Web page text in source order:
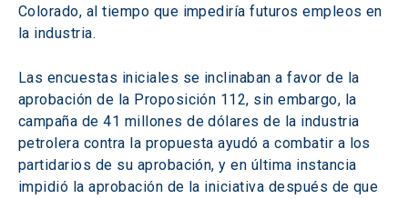
Colorado, al tiempo que impediría futuros empleos en
la industria.
Las encuestas iniciales se inclinaban a favor de la
aprobación de la Proposición 112, sin embargo, la
campaña de 41 millones de dólares de la industria
petrolera contra la propuesta ayudó a combatir a los
partidarios de su aprobación, y en última instancia
impidió la aprobación de la iniciativa después de que